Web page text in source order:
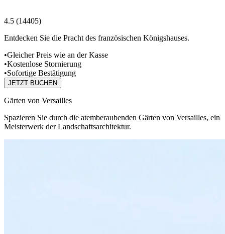
4.5 (14405)
Entdecken Sie die Pracht des französischen Königshauses.
•Gleicher Preis wie an der Kasse
•Kostenlose Stornierung
•Sofortige Bestätigung
JETZT BUCHEN
Gärten von Versailles
Spazieren Sie durch die atemberaubenden Gärten von Versailles, ein
Meisterwerk der Landschaftsarchitektur.